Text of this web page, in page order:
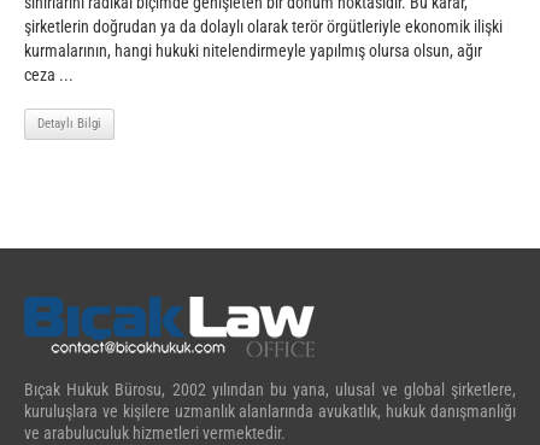
şirketlerin doğrudan ya da dolaylı olarak terör örgütleriyle ekonomik ilişki
kurmalarının, hangi hukuki nitelendirmeyle yapılmış olursa olsun, ağır
ceza ...
Detaylı Bilgi
Bıçak Hukuk Bürosu, 2002 yılından bu yana, ulusal ve global şirketlere,
kuruluşlara ve kişilere uzmanlık alanlarında avukatlık, hukuk danışmanlığı
ve arabuluculuk hizmetleri vermektedir.